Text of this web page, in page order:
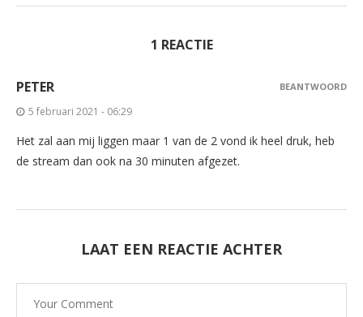
1 REACTIE
PETER
5 februari 2021 - 06:29
Het zal aan mij liggen maar 1 van de 2 vond ik heel druk, heb
de stream dan ook na 30 minuten afgezet.
BEANTWOORD
LAAT EEN REACTIE ACHTER